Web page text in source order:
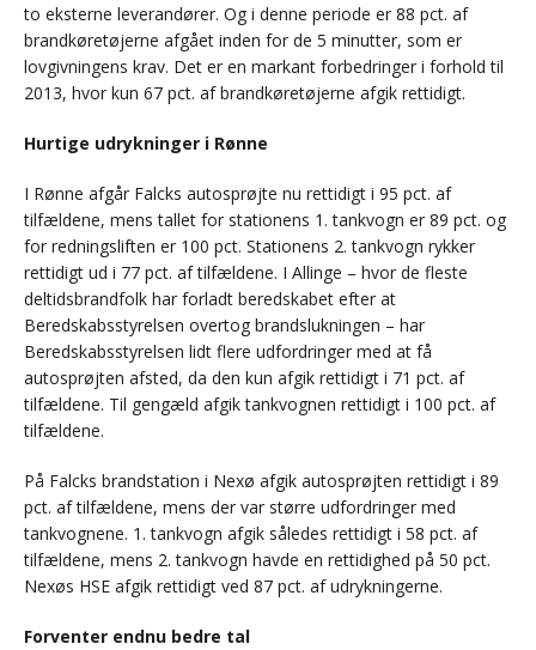
to eksterne leverandører. Og i denne periode er 88 pct. af
brandkøretøjerne afgået inden for de 5 minutter, som er
lovgivningens krav. Det er en markant forbedringer i forhold til
2013, hvor kun 67 pct. af brandkøretøjerne afgik rettidigt.
Hurtige udrykninger i Rønne
I Rønne afgår Falcks autosprøjte nu rettidigt i 95 pct. af
tilfældene, mens tallet for stationens 1. tankvogn er 89 pct. og
for redningsliften er 100 pct. Stationens 2. tankvogn rykker
rettidigt ud i 77 pct. af tilfældene. I Allinge – hvor de fleste
deltidsbrandfolk har forladt beredskabet efter at
Beredskabsstyrelsen overtog brandslukningen – har
Beredskabsstyrelsen lidt flere udfordringer med at få
autosprøjten afsted, da den kun afgik rettidigt i 71 pct. af
tilfældene. Til gengæld afgik tankvognen rettidigt i 100 pct. af
tilfældene.
På Falcks brandstation i Nexø afgik autosprøjten rettidigt i 89
pct. af tilfældene, mens der var større udfordringer med
tankvognene. 1. tankvogn afgik således rettidigt i 58 pct. af
tilfældene, mens 2. tankvogn havde en rettidighed på 50 pct.
Nexøs HSE afgik rettidigt ved 87 pct. af udrykningerne.
Forventer endnu bedre tal